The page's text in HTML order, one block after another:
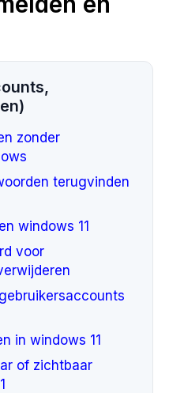
zonder
terugvinden
windows 11
voor
in windows 11
of zichtbaar